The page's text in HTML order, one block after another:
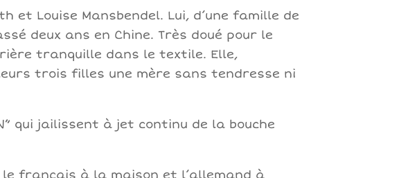
et Louise Mansbendel. Lui, d’une famille de
deux ans en Chine. Très doué pour le
tranquille dans le textile. Elle,
trois filles une mère sans tendresse ni
qui jailissent à jet continu de la bouche
français à la maison et l’allemand à